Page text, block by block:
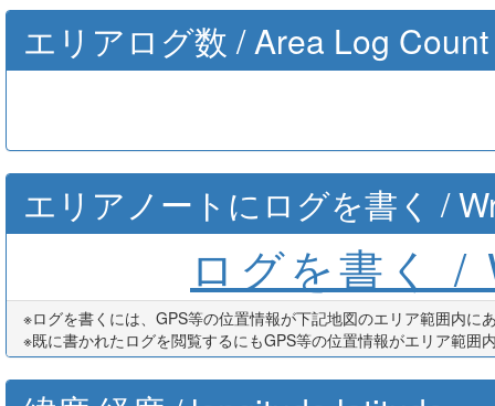
エリアログ数 / Area Log Count
エリアノートにログを書く /
ログを書く
※ログを書くには、GPS等の位置情報が下記地図のエリア範囲内に
※既に書かれたログを閲覧するにもGPS等の位置情報がエリア範囲